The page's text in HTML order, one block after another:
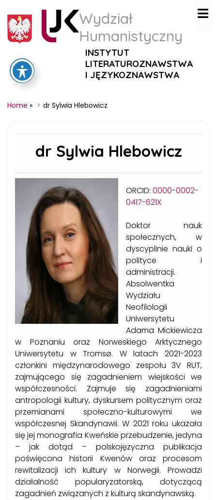
Wydział
Humanistyczny
INSTYTUT
LITERATUROZNAWSTWA
I JĘZYKOZNAWSTWA
Home » dr Sylwia Hlebowicz
dr Sylwia Hlebowicz
ORCID: 0000-0002-
0417-621X
Doktor nauk
społecznych, w
dyscyplinie nauki o
polityce i
administracji.
Absolwentka
Wydziału
Neofilologii
Uniwersytetu
Adama Mickiewicza
w Poznaniu oraz Norweskiego Arktycznego
Uniwersytetu w Tromsø. W latach 2021-2023
członkini międzynarodowego zespołu 3V RUT,
zajmującego się zagadnieniem wiejskości we
współczesności. Zajmuje się zagadnieniami
antropologii kultury, dyskursem politycznym oraz
przemianami społeczno-kulturowymi we
współczesnej Skandynawii. W 2021 roku ukazała
się jej monografia Kweńskie przebudzenie, jedyna
– jak dotąd – polskojęzyczna publikacja
poświęcona historii Kwenów oraz procesom
rewitalizacji ich kultury w Norwegii. Prowadzi
działalność popularyzatorską, dotyczącą
zagadnień związanych z kulturą skandynawską.